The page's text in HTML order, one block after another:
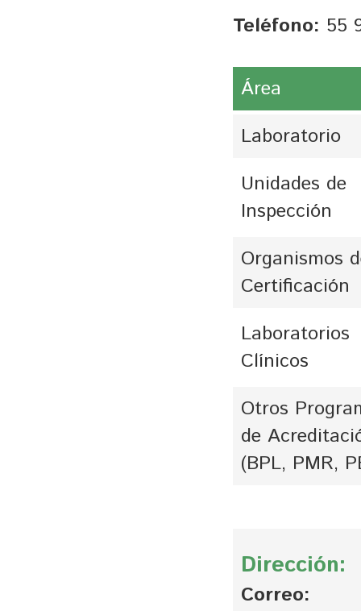
Teléfono: 55
Área
Laboratorio
Unidades de
Inspección
Organismos
Certificación
Laboratorios
Clínicos
Otros
de
(BPL, PMR,
Dirección:
Correo: